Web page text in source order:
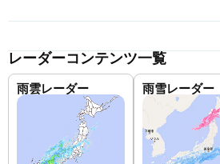
レーダーコンテンツ一覧
雨雲レーダー 雨雪レーダー